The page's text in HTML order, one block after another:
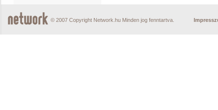
© 2007 Copyright Network.hu Minden jog fenntartva.